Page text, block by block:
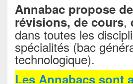
Annabac propose
révisions, de cours,
dans toutes les
spécialités (bac
technologique).
Les Annabacs sont